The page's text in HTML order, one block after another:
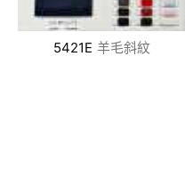
5421E 羊毛斜紋